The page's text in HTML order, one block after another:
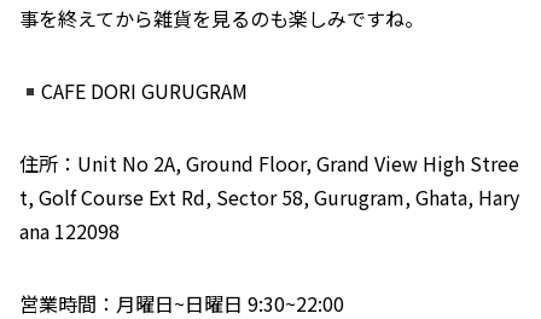
事を終えてから雑貨を見るのも楽しみですね。
CAFE DORI GURUGRAM
住所：Unit No 2A, Ground Floor, Grand View High Stree
t, Golf Course Ext Rd, Sector 58, Gurugram, Ghata, Hary
ana 122098
営業時間：月曜日~日曜日 9:30~22:00